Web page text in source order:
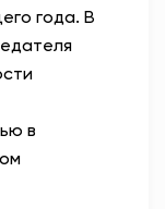
года. В
в